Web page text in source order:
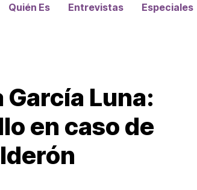
Quién Es Entrevistas Especiales
Luna:
en caso de